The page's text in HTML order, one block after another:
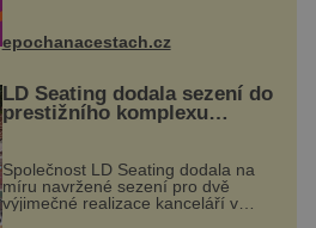
náměstí. Návštěvníci se mohou těšit
na víno, burčák, pes...
epochanacestach.cz
LD Seating dodala sezení do
prestižního komplexu
MediaCityUK v Salfordu
Společnost LD Seating dodala na
míru navržené sezení pro dvě
výjimečné realizace kanceláří v
areálu MediaCityUK v anglickém